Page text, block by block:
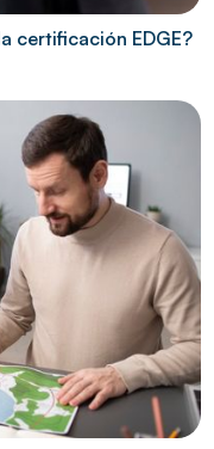
certificación EDGE?